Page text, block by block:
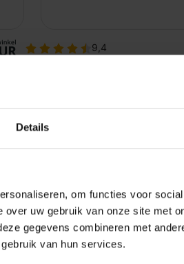
Details
om functies voor
uw gebruik van onze site met
gegevens combineren met
van hun services.